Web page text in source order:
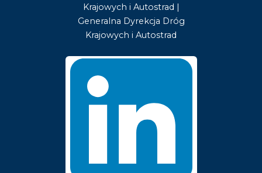
Krajowych i Autostrad |
Generalna Dyrekcja Dróg
Krajowych i Autostrad